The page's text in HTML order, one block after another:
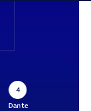
4
Dante